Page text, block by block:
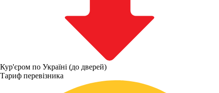
Кур'єром по Україні (до дверей)
Тариф перевізника